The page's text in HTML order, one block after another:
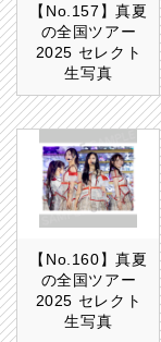
【No.157】真夏
の全国ツアー
2025 セレクト
生写真
【No.160】真夏
の全国ツアー
2025 セレクト
生写真